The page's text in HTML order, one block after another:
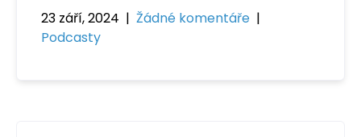
23 září, 2024 | Žádné komentáře |
Podcasty